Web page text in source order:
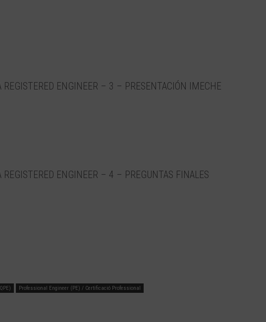
REGISTERED ENGINEER – 3 – PRESENTACIÓN IMECHE
ENGINEER – 4 – PREGUNTAS FINALES
Professional Engineer (PE) / Certificació Professional